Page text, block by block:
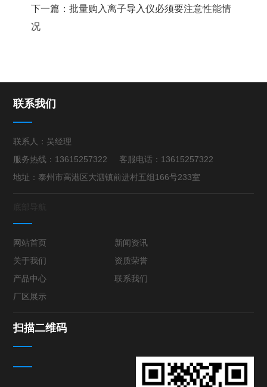
下一篇：批量购入离子导入仪必须要注意性能情
况
联系我们
联系人：吴经理
服务热线：13615257322 客服电话：13615257322
地址：泰州市高港区大泗镇前进村五组166号233室
网站首页
新闻资讯
关于我们
资质荣誉
产品中心
联系我们
厂区展示
扫描二维码